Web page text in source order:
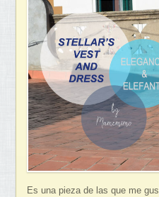
Es una pieza de las que me